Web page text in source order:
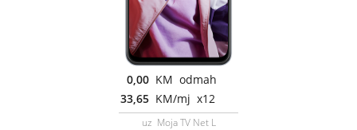
0,00 KM odmah
33,65 KM/mj x12
uz Moja TV Net L